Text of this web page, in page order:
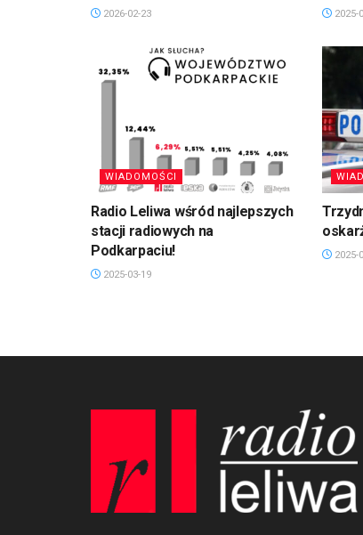
2026-02-23 2025-
WIADOMOŚCI
Radio Leliwa wśród najlepszych
stacji radiowych na
Podkarpaciu!
2025-03-19
2025-